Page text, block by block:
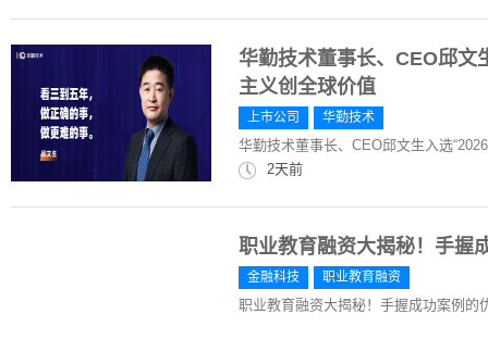
华勤技术董事长、CEO邱文
主义创全球价值
上市公司 华勤技术
华勤技术董事长、CEO邱文生入选
2天前
职业教育融资大揭秘！手握
金融科技 职业教育融资
职业教育融资大揭秘！手握成功案例的